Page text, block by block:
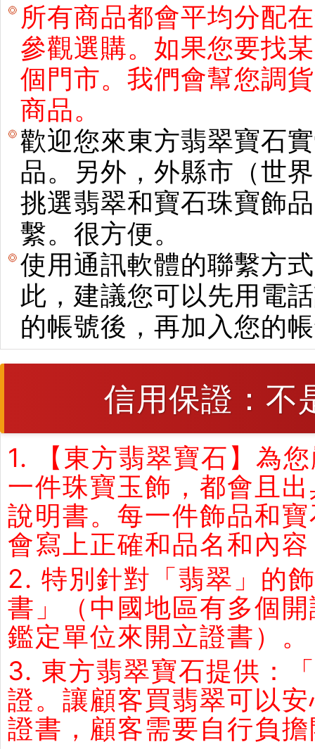
所有商品都會平均分配
參觀選購。如果您要找
個門市。我們會幫您調
商品。
歡迎您來東方翡翠寶石
品。另外，外縣市（世
挑選翡翠和寶石珠寶飾
繫。很方便。
使用通訊軟體的聯繫方
此，建議您可以先用電
的帳號後，再加入您的
信用保證：不
1. 【東方翡翠寶石】為
一件珠寶玉飾，都會且
說明書。每一件飾品和
會寫上正確和品名和內
2. 特別針對「翡翠」的
書」（中國地區有多個
鑑定單位來開立證書）。
3. 東方翡翠寶石提供：
證。讓顧客買翡翠可以
證書，顧客需要自行負